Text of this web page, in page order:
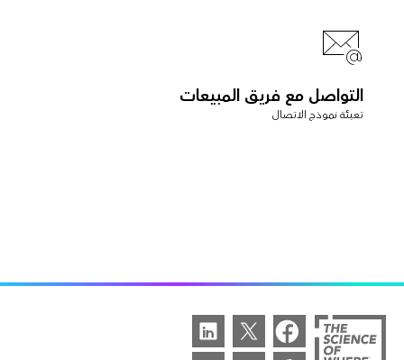
التواصل مع فريق المبيعات
تعبئة نموذج الاتصال